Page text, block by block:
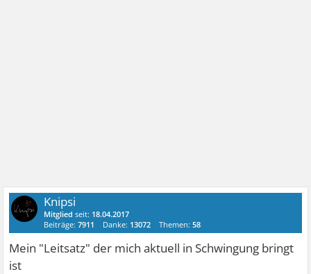
Knipsi
Mitglied seit: 18.04.2017
Beiträge:7911 Danke: 13072 Themen:58
Mein "Leitsatz" der mich aktuell in Schwingung bringt
ist